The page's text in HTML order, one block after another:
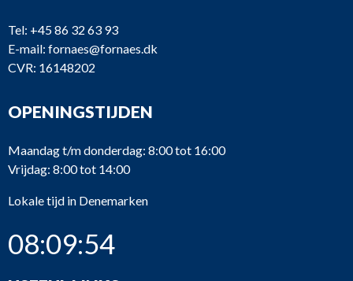
Tel: +45 86 32 63 93
E-mail: fornaes@fornaes.dk
CVR: 16148202
OPENINGSTIJDEN
Maandag t/m donderdag: 8:00 tot 16:00
Vrijdag: 8:00 tot 14:00
Lokale tijd in Denemarken
08:09:55